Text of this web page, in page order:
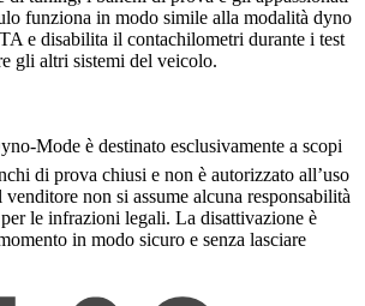
funziona in modo simile alla modalità dyno
e disabilita il contachilometri durante i test
gli altri sistemi del veicolo.
Mode è destinato esclusivamente a scopi
di prova chiusi e non è autorizzato all’uso
non si assume alcuna responsabilità
le infrazioni legali. La disattivazione è
in modo sicuro e senza lasciare